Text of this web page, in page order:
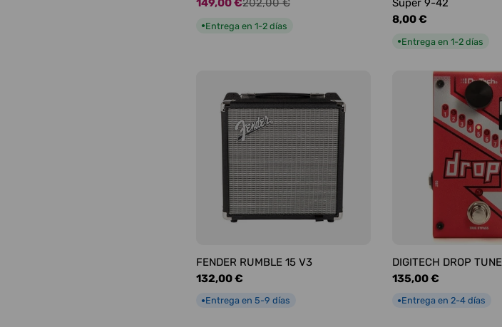
Precio
de
149,00 €
Precio
habitual
202,00 €
●Entrega en 1-2 días
Super 9-42
Precio
8,00 €
●Entrega en 1-2 días
FENDER RUMBLE 15 V3
Precio
132,00 €
●Entrega en 5-9 días
DIGITECH DROP TUNE
Precio
135,00 €
●Entrega en 2-4 días